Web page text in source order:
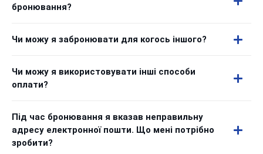
бронювання?
Чи можу я забронювати для когось іншого?
Чи можу я використовувати інші способи
оплати?
Під час бронювання я вказав неправильну
адресу електронної пошти. Що мені потрібно
зробити?